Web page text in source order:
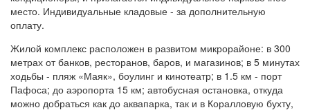
место. Индивидуальные кладовые - за дополнительную
оплату.
Жилой комплекс расположен в развитом микрорайоне: в 300
метрах от банков, ресторанов, баров, и магазинов; в 5 минутах
ходьбы - пляж «Маяк», боулинг и кинотеатр; в 1.5 км - порт
Пафоса; до аэропорта 15 км; автобусная остановка, откуда
можно добраться как до аквапарка, так и в Коралловую бухту,